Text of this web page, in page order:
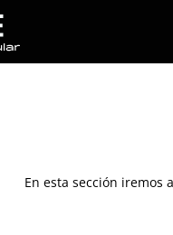
En esta sección